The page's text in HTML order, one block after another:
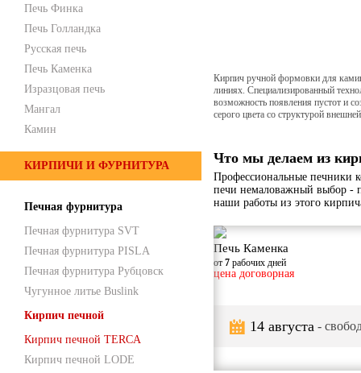
Кирпич ручной формовки для
линиях. Специализированный
возможность появления пустот и
серого цвета со структурой
Что мы делаем из
Профессиональные печники
печи немаловажный выбор -
наши работы из этого
Печь Каменка
от 7 рабочих дней
цена договорная
14 августа -
Печь Финка
Печь Голландка
Русская печь
Печь Каменка
Изразцовая печь
Мангал
Камин
КИРПИЧИ И ФУРНИТУРА
Печная фурнитура
Печная фурнитура SVT
Печная фурнитура PISLA
Печная фурнитура Рубцовск
Чугунное литье Buslink
Кирпич печной
Кирпич печной TERCA
Кирпич печной LODE